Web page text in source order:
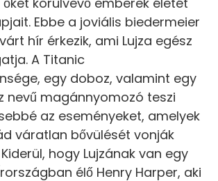
Ebbe a joviális biedermeier
hír érkezik, ami Lujza egész
A Titanic
egy doboz, valamint egy
nevű magánnyomozó teszi
az eseményeket, amelyek
váratlan bővülését vonják
hogy Lujzának van egy
élő Henry Harper, aki